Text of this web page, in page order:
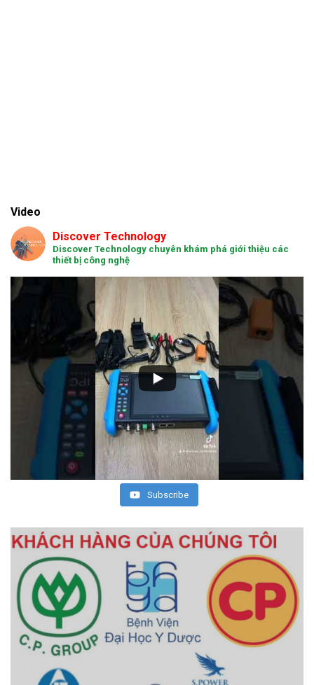
Video
Discover Technology
Discover Technology chuyên khám phá giới thiệu các
thiết bị công nghệ
Subscribe